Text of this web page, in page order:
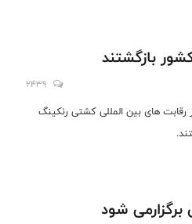
بازگشتند
2439
های بین المللی کشتی رنکینگ
شود